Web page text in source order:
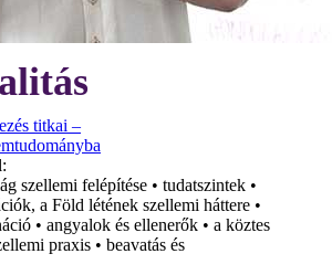
titkai –
szellemi felépítése • tudatszintek •
a Föld létének szellemi háttere •
• angyalok és ellenerők • a köztes
praxis • beavatás és